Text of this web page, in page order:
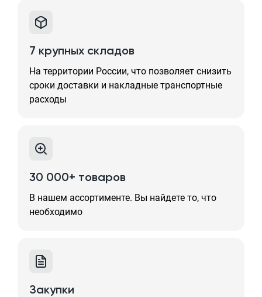
7 крупных складов
На территории России, что позволяет снизить
сроки доставки и накладные транспортные
расходы
30 000+ товаров
В нашем ассортименте. Вы найдете то, что
необходимо
Закупки